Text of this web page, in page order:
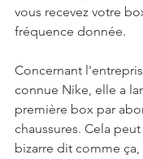
vous recevez votre
fréquence donnée.
Concernant
connue Nike, elle a
première box par
chaussures. Cela
bizarre dit comme